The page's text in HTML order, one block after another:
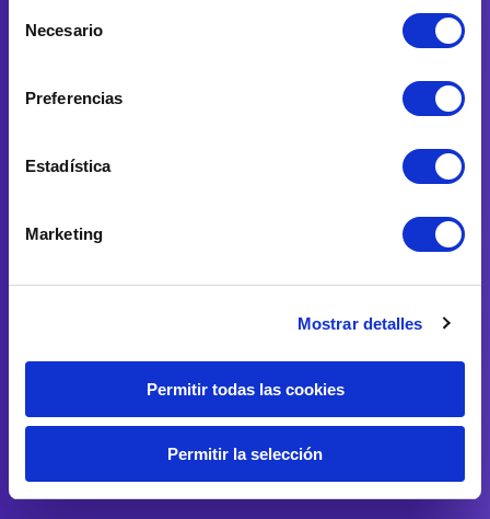
Necesario
Preferencias
Estadística
Marketing
Mostrar detalles
Permitir todas las cookies
Permitir la selección